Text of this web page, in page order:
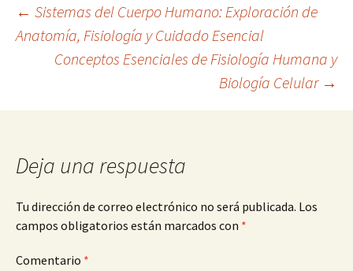
Navegación
entradas
← Sistemas del Cuerpo Humano: Exploración de
Anatomía, Fisiología y Cuidado Esencial
Conceptos Esenciales de Fisiología Humana y
Biología Celular →
Deja una respuesta
Tu dirección de correo electrónico no será publicada. Los
campos obligatorios están marcados con *
Comentario *